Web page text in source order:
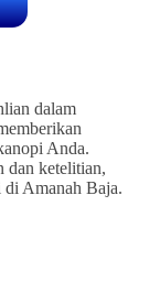
dalam
Anda.
dan ketelitian,
di Amanah Baja.